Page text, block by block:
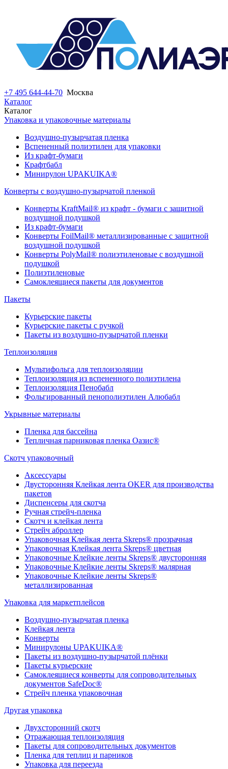
+7 495 644-44-70 Москва
Каталог
Каталог
Упаковка и упаковочные материалы
Воздушно-пузырчатая пленка
Вспененный полиэтилен для упаковки
Из крафт-бумаги
Крафтбабл
Минирулон UPAKUIKA®
Конверты с воздушно-пузырчатой пленкой
Конверты KraftMail® из крафт - бумаги с защитной
воздушной подушкой
Из крафт-бумаги
Конверты FoilMail® металлизированные с защитной
воздушной подушкой
Конверты PolyMail® полиэтиленовые с воздушной
подушкой
Полиэтиленовые
Самоклеящиеся пакеты для документов
Пакеты
Курьерские пакеты
Курьерские пакеты с ручкой
Пакеты из воздушно-пузырчатой пленки
Теплоизоляция
Мультифольга для теплоизоляции
Теплоизоляция из вспененного полиэтилена
Теплоизоляция Пенобабл
Фольгированный пенополиэтилен Алюбабл
Укрывные материалы
Пленка для бассейна
Тепличная парниковая пленка Оазис®
Скотч упаковочный
Аксессуары
Двусторонняя Клейкая лента OKER для производства
пакетов
Диспенсеры для скотча
Ручная стрейч-пленка
Скотч и клейкая лента
Стрейч аброллер
Упаковочная Клейкая лента Skreps® прозрачная
Упаковочная Клейкая лента Skreps® цветная
Упаковочные Клейкие ленты Skreps® двусторонняя
Упаковочные Клейкие ленты Skreps® малярная
Упаковочные Клейкие ленты Skreps®
металлизированная
Упаковка для маркетплейсов
Воздушно-пузырчатая пленка
Клейкая лента
Конверты
Минирулоны UPAKUIKA®
Пакеты из воздушно-пузырчатой плёнки
Пакеты курьерские
Самоклеящиеся конверты для сопроводительных
документов SafeDoc®
Стрейч пленка упаковочная
Другая упаковка
Двухсторонний скотч
Отражающая теплоизоляция
Пакеты для сопроводительных документов
Пленка для теплиц и парников
Упаковка для переезда